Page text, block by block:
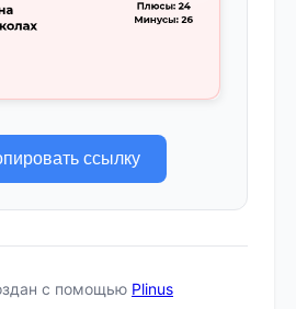
ссылку
с помощью Plinus